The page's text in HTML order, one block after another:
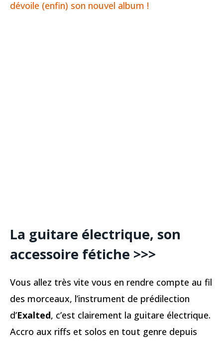
dévoile (enfin) son nouvel album !
La guitare électrique, son
accessoire fétiche >>>
Vous allez très vite vous en rendre compte au fil
des morceaux, l’instrument de prédilection
d’Exalted, c’est clairement la guitare électrique.
Accro aux riffs et solos en tout genre depuis